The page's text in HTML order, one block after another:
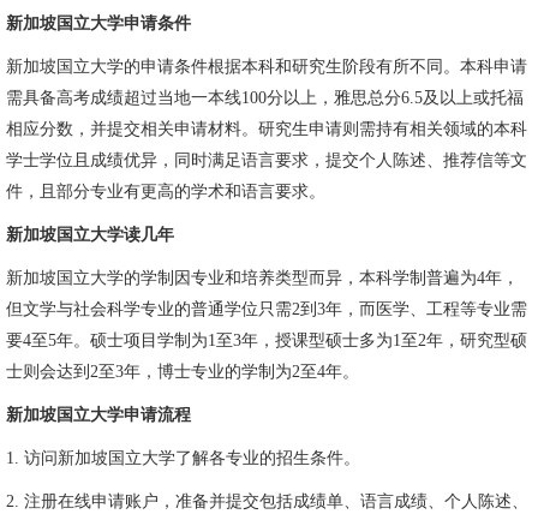
新加坡国立大学申请条件
新加坡国立大学的申请条件根据本科和研究生阶段有所不同。本科申请
需具备高考成绩超过当地一本线100分以上，雅思总分6.5及以上或托福
相应分数，并提交相关申请材料。研究生申请则需持有相关领域的本科
学士学位且成绩优异，同时满足语言要求，提交个人陈述、推荐信等文
件，且部分专业有更高的学术和语言要求。
新加坡国立大学读几年
新加坡国立大学的学制因专业和培养类型而异，本科学制普遍为4年，
但文学与社会科学专业的普通学位只需2到3年，而医学、工程等专业需
要4至5年。硕士项目学制为1至3年，授课型硕士多为1至2年，研究型硕
士则会达到2至3年，博士专业的学制为2至4年。
新加坡国立大学申请流程
1. 访问新加坡国立大学了解各专业的招生条件。
2. 注册在线申请账户，准备并提交包括成绩单、语言成绩、个人陈述、